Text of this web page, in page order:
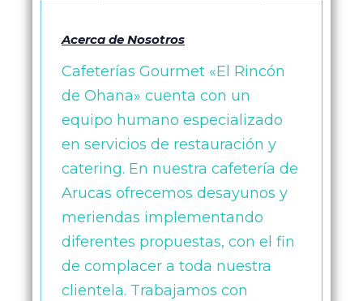
Acerca de Nosotros
Cafeterías Gourmet «El Rincón
de Ohana» cuenta con un
equipo humano especializado
en servicios de restauración y
catering. En nuestra cafetería de
Arucas ofrecemos desayunos y
meriendas implementando
diferentes propuestas, con el fin
de complacer a toda nuestra
clientela. Trabajamos con